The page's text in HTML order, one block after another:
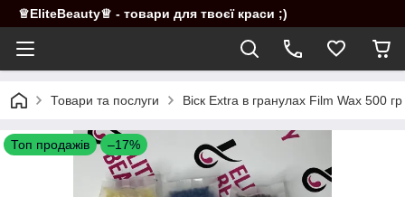
♕EliteBeauty♕ - товари для твоєї краси ;)
Товари та послуги Віск Extra в гранулах Film Wax 500
Топ продажів –17%